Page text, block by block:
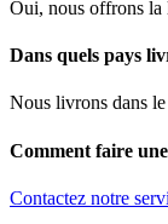
Oui, nous offrons la
Dans quels pays
Nous livrons dans
Comment faire
Contactez notre